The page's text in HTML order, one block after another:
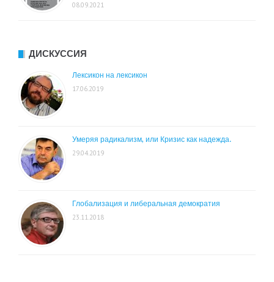
08.09.2021
ДИСКУССИЯ
Лексикон на лексикон
17.06.2019
Умеряя радикализм, или Кризис как надежда.
29.04.2019
Глобализация и либеральная демократия
23.11.2018